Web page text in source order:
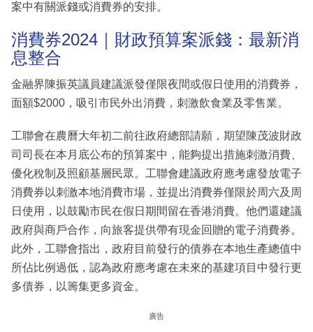
案中有關派錢或消費券的安排。
消費券2024｜財政預算案派錢：最新消
息整合
金融界陳振英議員建議派發僅限夜間或假日使用的消費券，
面額$2000，吸引市民外出消費，刺激飲食業及零售業。
工聯會在農曆大年初二前往政府總部請願，期望陳茂波財政
司司長在本月底公布的預算案中，能夠提出措施刺激消費、
優化稅制及照顧基層民眾。工聯會建議政府應考慮發放電子
消費券以刺激本地消費市場，並提出消費券僅限於周六及周
日使用，以鼓勵市民在假日期間留在香港消費。他們還建議
政府與商戶合作，向旅客提供帶有現金回贈的電子消費券。
此外，工聯會指出，政府目前發行的債券在本地生產總值中
所佔比例過低，認為政府應考慮在未來的基建項目中發行更
多債券，以籌集更多資金。
廣告